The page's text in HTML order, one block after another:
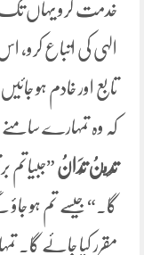
خدمت کرو یہاں تک
الہی کی اتباع کرو،
تابع اور خادم ہو
کہ وہ تمہارے
‌تَدِينُ تُدَانُ ”جبیاتم
گا۔“ جیسے تم ہو
مقرر کیا جائے گا۔